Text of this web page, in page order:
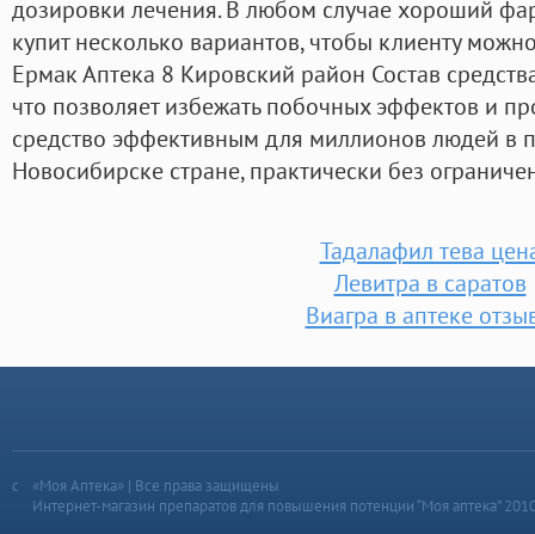
дозировки лечения. В любом случае хороший
купит несколько вариантов, чтобы клиенту
Ермак Аптека 8 Кировский район Состав
что позволяет избежать побочных эффектов и
средство эффективным для миллионов людей в
Новосибирске стране, практически без
Тадалафил тева
Левитра в саратов
Виагра в аптеке
«Моя Аптека» | Все права защищены
Интернет-магазин препаратов для повышения потенции “Моя аптека”